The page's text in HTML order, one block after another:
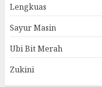
Lengkuas
Sayur Masin
Ubi Bit Merah
Zukini